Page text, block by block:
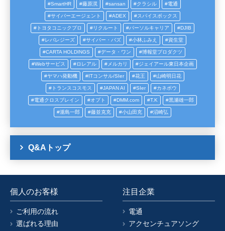
SmartHR 藤原滉 sansan クラシル 電通
サイバーエージェント ADEX スパイスボックス
トヨタコニックプロ リクルート パーソルキャリア DJIB
レバレジーズ サイバー・バズ 小林ふみえ 資生堂
CARTA HOLDINGS データ・ワン 博報堂プロダクツ
Webサービス ロレアル メルカリ ジェイアール東日本企画
ヤマハ発動機 ITコンサル/SIer 花王 山崎明日花
トランスコスモス JAPAN AI SIer カネボウ
電通クロスブレイン オプト DMM.com T.K 黒瀬雄一郎
瀧島一郎 藤並克充 小山田充 沼崎弘
Q&Aトップ
個人のお客様
ご利用の流れ
選ばれる理由
注目企業
電通
アクセンチュアソング